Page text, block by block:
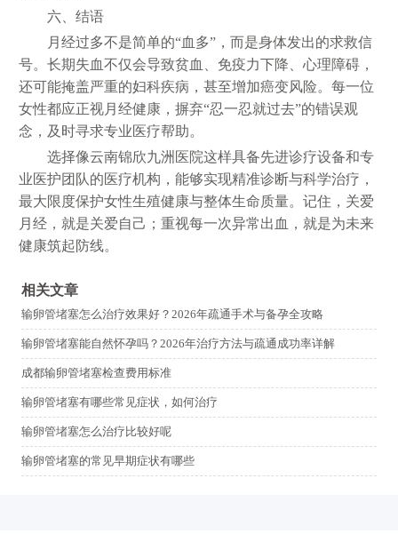
六、结语
月经过多不是简单的“血多”，而是身体发出的求救信
号。长期失血不仅会导致贫血、免疫力下降、心理障碍，
还可能掩盖严重的妇科疾病，甚至增加癌变风险。每一位
女性都应正视月经健康，摒弃“忍一忍就过去”的错误观
念，及时寻求专业医疗帮助。
选择像云南锦欣九洲医院这样具备先进诊疗设备和专
业医护团队的医疗机构，能够实现精准诊断与科学治疗，
最大限度保护女性生殖健康与整体生命质量。记住，关爱
月经，就是关爱自己；重视每一次异常出血，就是为未来
健康筑起防线。
相关文章
输卵管堵塞怎么治疗效果好？2026年疏通手术与备孕全攻略
输卵管堵塞能自然怀孕吗？2026年治疗方法与疏通成功率详解
成都输卵管堵塞检查费用标准
输卵管堵塞有哪些常见症状，如何治疗
输卵管堵塞怎么治疗比较好呢
输卵管堵塞的常见早期症状有哪些